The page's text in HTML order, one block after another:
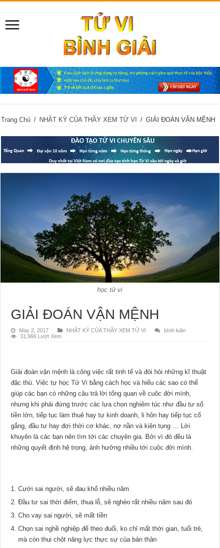
Trang Chủ / NHẬT KÝ CỦA THẦY XEM TỬ VI / GIẢI ĐOÁN VẬN MỆNH
học tử vi
GIẢI ĐOÁN VẬN MỆNH
May 2, 2017 NHẬT KÝ CỦA THẦY XEM TỬ VI
bình luận
31,966 Lượt Xem
Giải đoán vận mệnh là công việc rất tinh tế và đòi hỏi những kĩ thuật
đặc thù. Việc tự học Tử Vi bằng cách học và hiểu các sao có thể
giúp các bạn có những câu trả lời tổng quan về cuộc đời mình,
nhưng khi phải đứng trước các lựa chọn nghiêm túc như đầu tư số
tiền lớn, tiếp tục làm thuê hay tự kinh doanh, li hôn hay tiếp tục cố
gắng, đầu tư hay đợi thời cơ khác, nợ nần và kiện tụng … Lời
khuyên là các bạn nên tìm tới các chuyên gia. Bởi vì đó đều là
những quyết định hệ trọng, ảnh hưởng nhiều tới cuộc đời mình.
Cưới sai người, sẽ đau khổ nhiều năm
Đầu tư sai thời điểm, thua lỗ, sẽ nghèo rất nhiều năm sau đó
Cho vay sai người, sẽ mất tiền
Chọn sai nghề nghiệp để theo đuổi, ko chỉ mất thời gian, tuổi trẻ,
mà còn thui chột năng lực thực sự của bản thân